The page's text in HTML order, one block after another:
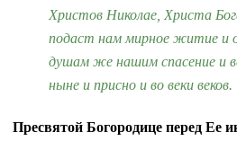
Христов Николае, Христа
подаст нам мирное житие и
душам же нашим спасение и
ныне и присно и во веки веков.
Пресвятой Богородице перед Ее